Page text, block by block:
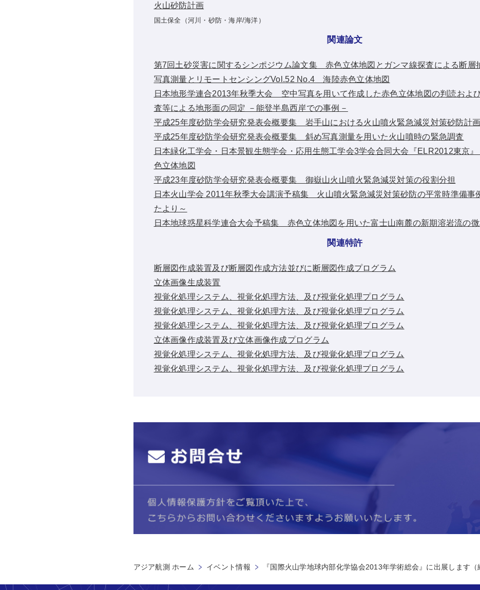
火山砂防計画
国土保全（河川・砂防・海岸/海洋）
関連論文
第7回土砂災害に関するシンポジウム論文集 赤色立体地図とガンマ線探査による断層
写真測量とリモートセンシングVol.52 No.4 海陸赤色立体地図
日本地形学連合2013年秋季大会 空中写真を用いて作成した赤色立体地図の判読およ
査等による地形面の同定 －能登半島西岸での事例－
平成25年度砂防学会研究発表会概要集 岩手山における火山噴火緊急減災対策砂防計
平成25年度砂防学会研究発表会概要集 斜め写真測量を用いた火山噴時の緊急調査
日本緑化工学会・日本景観生態学会・応用生態工学会3学会合同大会『ELR2012東京
色立体地図
平成23年度砂防学会研究発表会概要集 御嶽山火山噴火緊急減災対策の役割分担
日本火山学会 2011年秋季大会講演予稿集 火山噴火緊急減災対策砂防の平常時準備事
たより～
日本地球惑星科学連合大会予稿集 赤色立体地図を用いた富士山南麓の新期溶岩流の
関連特許
断層図作成装置及び断層図作成方法並びに断層図作成プログラム
立体画像生成装置
視覚化処理システム、視覚化処理方法、及び視覚化処理プログラム
視覚化処理システム、視覚化処理方法、及び視覚化処理プログラム
視覚化処理システム、視覚化処理方法、及び視覚化処理プログラム
立体画像作成装置及び立体画像作成プログラム
視覚化処理システム、視覚化処理方法、及び視覚化処理プログラム
視覚化処理システム、視覚化処理方法、及び視覚化処理プログラム
アジア航測 ホーム イベント情報 『国際火山学地球内部化学協会2013年学術総会』に出展します（